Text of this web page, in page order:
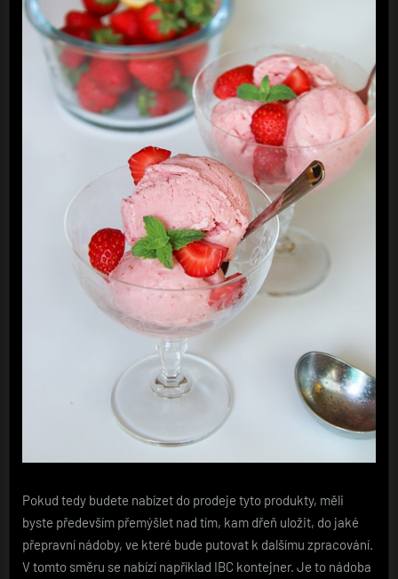
Pokud tedy budete nabízet do prodeje tyto produkty, měli
byste především přemýšlet nad tím, kam dřeň uložit, do jaké
přepravní nádoby, ve které bude putovat k dalšímu zpracování.
V tomto směru se nabízí například IBC kontejner. Je to nádoba